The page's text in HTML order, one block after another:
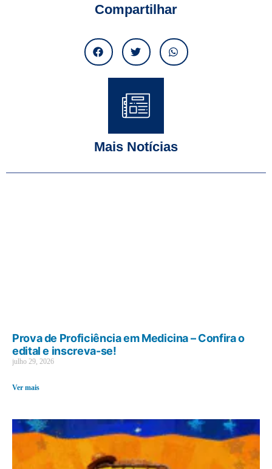
Compartilhar
Mais Notícias
Prova de Proficiência em Medicina – Confira o
edital e inscreva-se!
julho 29, 2026
Ver mais